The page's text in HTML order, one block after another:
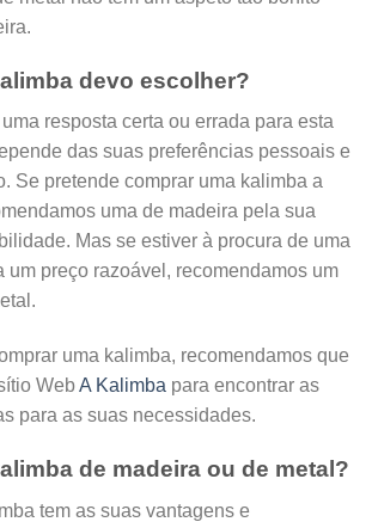
devo escolher?
resposta certa ou errada para esta
das suas preferências pessoais e
Se pretende comprar uma kalimba a
uma de madeira pela sua
Mas se estiver à procura de uma
um preço razoável, recomendamos um
uma kalimba, recomendamos que
WebA Kalimba para encontrar as
para as suas necessidades.
de madeira ou de metal?
tem as suas vantagens e